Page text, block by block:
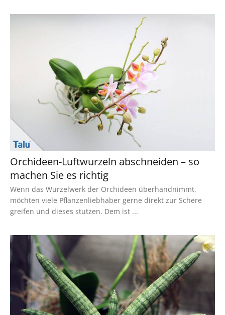
Orchideen-Luftwurzeln abschneiden – so
machen Sie es richtig
Wenn das Wurzelwerk der Orchideen überhandnimmt,
möchten viele Pflanzenliebhaber gerne direkt zur Schere
greifen und dieses stutzen. Dem ist ...